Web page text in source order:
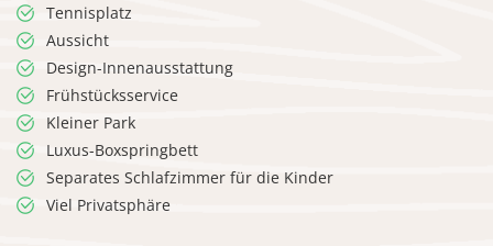
Tennisplatz
Aussicht
Design-Innenausstattung
Frühstücksservice
Kleiner Park
Luxus-Boxspringbett
Separates Schlafzimmer für die Kinder
Viel Privatsphäre